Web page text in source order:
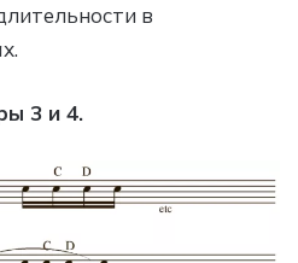
в
3 и 4.